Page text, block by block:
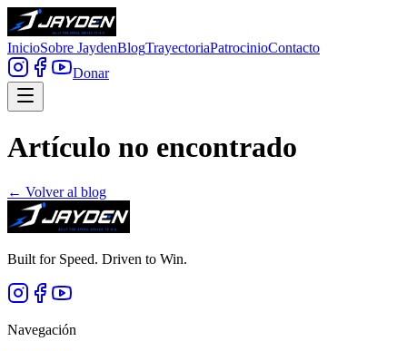
InicioSobre JaydenBlogTrayectoriaPatrocinioContacto
Donar
Artículo no encontrado
← Volver al blog
Built for Speed. Driven to Win.
Navegación